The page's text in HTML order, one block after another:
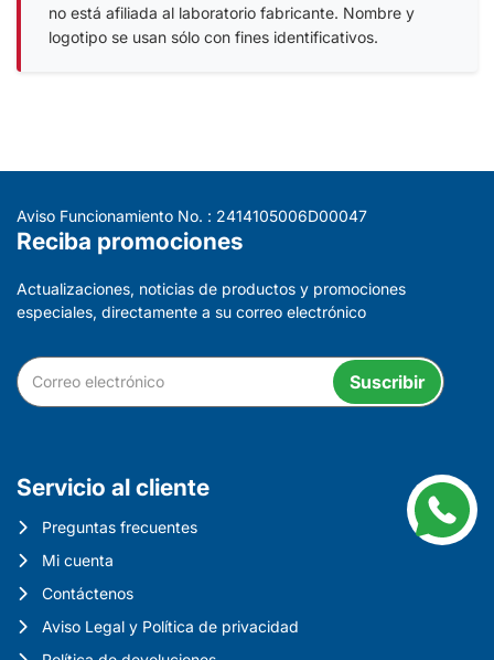
no está afiliada al laboratorio fabricante. Nombre y
logotipo se usan sólo con fines identificativos.
Aviso Funcionamiento No. : 2414105006D00047
Reciba promociones
Actualizaciones, noticias de productos y promociones
especiales, directamente a su correo electrónico
Suscribir
Servicio al cliente
Preguntas frecuentes
Mi cuenta
Contáctenos
Aviso Legal y Política de privacidad